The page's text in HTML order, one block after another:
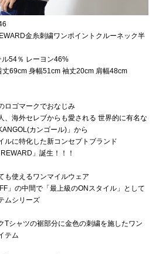
金糸刺繍ワンポイントクルーネック半
54％ レーヨン46%
丈69cm 身幅51cm 袖丈20cm 肩幅48cm
ロゴマークでおなじみ
、海外セレブからも愛される 世界的に有名な
カンゴール)」から
ルに特化した新コンセプトブランド
REWARD」誕生！！！
も使えるワンマイルウェア
」の中間で「最上級のONスタイル」として
ムシリーズ
Tシャツの裾部分に金色の刺繍を施したワン
テム